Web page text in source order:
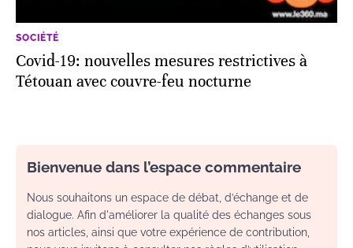
SOCIÉTÉ
Covid-19: nouvelles mesures restrictives à
Tétouan avec couvre-feu nocturne
Bienvenue dans l’espace commentaire
Nous souhaitons un espace de débat, d’échange et de
dialogue. Afin d'améliorer la qualité des échanges sous
nos articles, ainsi que votre expérience de contribution,